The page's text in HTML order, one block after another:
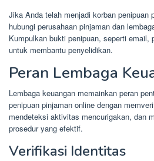
Jika Anda telah menjadi korban penipuan
hubungi perusahaan pinjaman dan
Kumpulkan bukti penipuan, seperti email,
untuk membantu penyelidikan.
Peran Lembaga
Lembaga keuangan memainkan peran
penipuan pinjaman online dengan
mendeteksi aktivitas mencurigakan, dan
prosedur yang efektif.
Verifikasi Identitas